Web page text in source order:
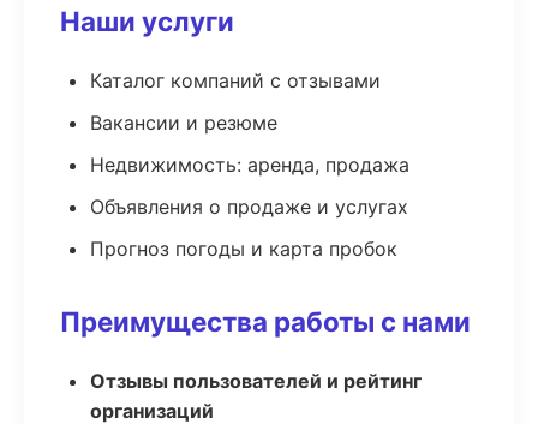
Наши услуги
Каталог компаний с отзывами
Вакансии и резюме
Недвижимость: аренда, продажа
Объявления о продаже и услугах
Прогноз погоды и карта пробок
Преимущества работы с нами
Отзывы пользователей и рейтинг
организаций